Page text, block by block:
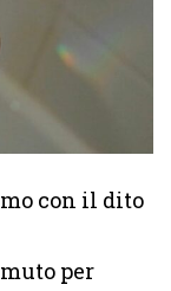
con il dito
per